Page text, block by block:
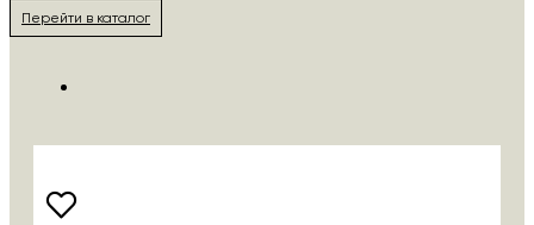
Перейти в каталог